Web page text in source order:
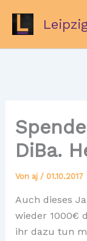
springen
DiBa.
Von aj / 01.10.2017
Auch dieses
wieder 1000€
ihr dazu tun